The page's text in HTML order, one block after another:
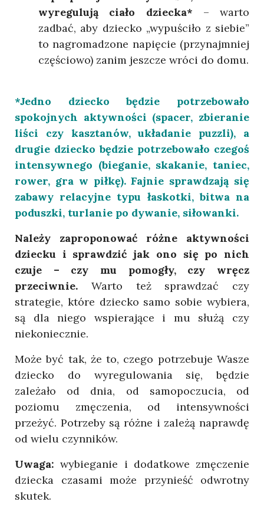
wyregulują ciało dziecka* – warto
zadbać, aby dziecko „wypuściło z siebie”
to nagromadzone napięcie (przynajmniej
częściowo) zanim jeszcze wróci do domu.
*Jedno dziecko będzie potrzebowało
spokojnych aktywności (spacer, zbieranie
liści czy kasztanów, układanie puzzli), a
drugie dziecko będzie potrzebowało czegoś
intensywnego (bieganie, skakanie, taniec,
rower, gra w piłkę). Fajnie sprawdzają się
zabawy relacyjne typu łaskotki, bitwa na
poduszki, turlanie po dywanie, siłowanki.
Należy zaproponować różne aktywności
dziecku i sprawdzić jak ono się po nich
czuje – czy mu pomogły, czy wręcz
przeciwnie. Warto też sprawdzać czy
strategie, które dziecko samo sobie wybiera,
są dla niego wspierające i mu służą czy
niekoniecznie.
Może być tak, że to, czego potrzebuje Wasze
dziecko do wyregulowania się, będzie
zależało od dnia, od samopoczucia, od
poziomu zmęczenia, od intensywności
przeżyć. Potrzeby są różne i zależą naprawdę
od wielu czynników.
Uwaga: wybieganie i dodatkowe zmęczenie
dziecka czasami może przynieść odwrotny
skutek.